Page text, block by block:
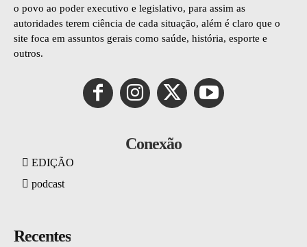
o povo ao poder executivo e legislativo, para assim as
autoridades terem ciência de cada situação, além é claro que o
site foca em assuntos gerais como saúde, história, esporte e
outros.
Conexão
EDIÇÃO
podcast
Recentes